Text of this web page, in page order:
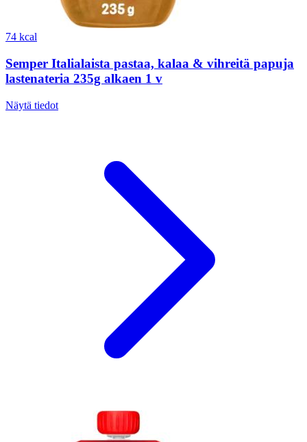
74 kcal
Semper Italialaista pastaa, kalaa & vihreitä papuja
lastenateria 235g alkaen 1 v
Näytä tiedot